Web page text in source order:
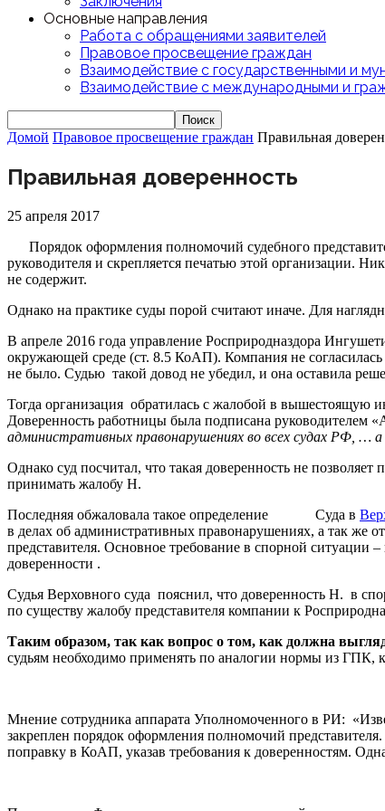
Основные направления
Работа с обращениями заявителей
Правовое просвещение граждан
Взаимодействие с государственными и
Взаимодействие с международными и
Домой Правовое просвещение граждан Правильная
Правильная доверенность
25 апреля 2017
Порядок оформления полномочий судебного
руководителя и скрепляется печатью этой организации.
не содержит.
Однако на практике суды порой считают иначе. Для
В апреле 2016 года управление Росприродназдора
окружающей среде (ст. 8.5 КоАП). Компания не согласилась
не было. Судью такой довод не убедил, и она оставила
Тогда организация обратилась с жалобой в вышестоящую
Доверенность работницы была подписана руководителем
административных правонарушениях во всех судах РФ, … а
Однако суд посчитал, что такая доверенность не
принимать жалобу Н.
Последняя обжаловала такое определение Суда в
в делах об административных правонарушениях, а так же
представителя. Основное требование в спорной
доверенности .
Судья Верховного суда пояснил, что доверенность Н. в
по существу жалобу представителя компании к
Таким образом, так как вопрос о том, как должна
судьям необходимо применять по аналогии нормы из ГПК,
Мнение сотрудника аппарата Уполномоченного в РИ:
закреплен порядок оформления полномочий
поправку в КоАП, указав требования к доверенностям.